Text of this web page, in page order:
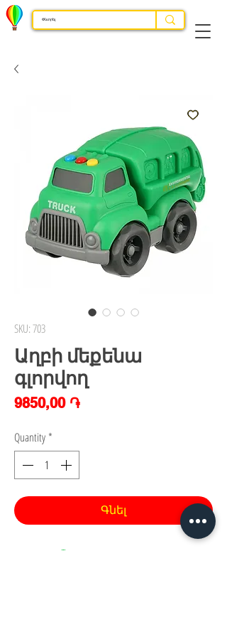
SKU: 703
Աղբի մեքենա
գլորվող
9850,00 ֏Price
Quantity *
Գնել